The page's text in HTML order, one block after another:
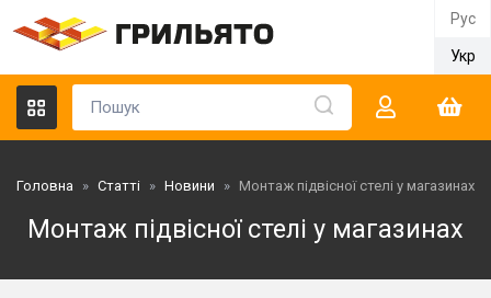
Рус
Укр
Головна » Статті » Новини » Монтаж підвісної стелі у магазинах
Монтаж підвісної стелі у магазинах